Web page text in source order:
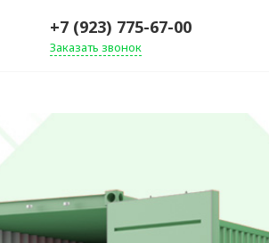
+7 (923) 775-67-00
Заказать звонок